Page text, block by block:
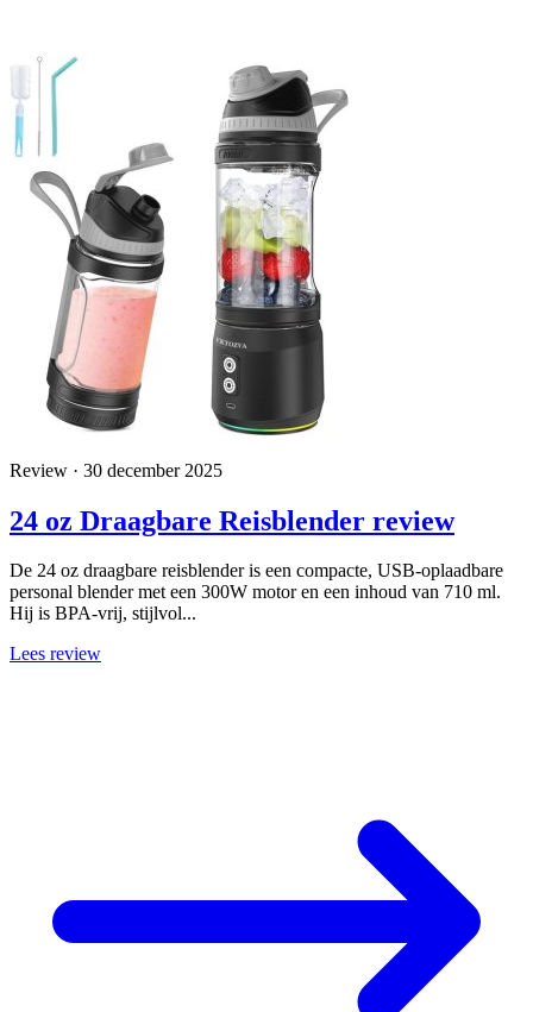
Review · 30 december 2025
24 oz Draagbare Reisblender review
De 24 oz draagbare reisblender is een compacte, USB-oplaadbare
personal blender met een 300W motor en een inhoud van 710 ml.
Hij is BPA-vrij, stijlvol...
Lees review